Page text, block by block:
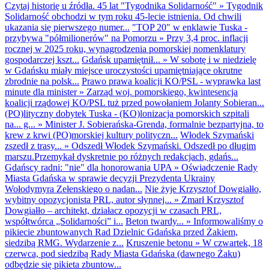
Czytaj historię u źródła. 45 lat "Tygodnika Solidarność" » Tygodnik
Solidarność obchodzi w tym roku 45-lecie istnienia. Od chwili
ukazania się pierwszego numer... "TOP 20" w enklawie Tuska -
przybywa "półmilionerów" na Pomorzu » Przy 3,4 proc. inflacji
rocznej w 2025 roku, wynagrodzenia pomorskiej nomenklatury
gospodarczej kszt... Gdańsk upamiętnił... » W sobotę i w niedzielę
w Gdańsku miały miejsce uroczystości upamiętniające okrutne
zbrodnie na polsk... Prawo prawa koalicji KO/PSL - wyprawka last
minute dla minister» Zarząd woj. pomorskiego, kwintesencja
koalicji rządowej KO/PSL tuż przed powołaniem Jolanty Sobieran...
(PO)lityczny dobytek Tuska - (KO)lonizacja pomorskich szpitali
na... g... » Minister J. Sobierańska-Grenda, formalnie bezpartyjna, to
krew z krwi (PO)morskiej kultury polityczn... Włodek Szymański
zszedł z trasy... » Odszedł Włodek Szymański. Odszedł po długim
marszu.Przemykał dyskretnie po różnych redakcjach, gdańs...
Gdańscy radni: "nie" dla honorowania UPA » Oświadczenie Rady
Miasta Gdańska w sprawie decyzji Prezydenta Ukrainy
Wołodymyra Zełenskiego o nadan... Nie żyje Krzysztof Dowgiałło,
wybitny opozycjonista PRL, autor słynnej... » Zmarł Krzysztof
Dowgiałło – architekt, działacz opozycji w czasach PRL,
współtwórca „Solidarności” i... Beton twardy... » Informowaliśmy o
pikiecie zbuntowanych Rad Dzielnic Gdańska przed Żakiem,
siedzibą RMG. Wydarzenie z... Kruszenie betonu » W czwartek, 18
czerwca, pod siedzibą Rady Miasta Gdańska (dawnego Żaku)
odbędzie się pikieta zbuntow...